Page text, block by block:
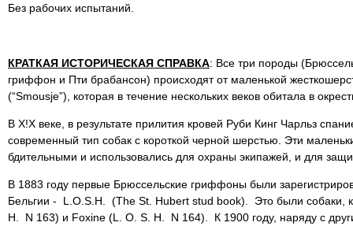
Без рабочих испытаний.
КРАТКАЯ ИСТОРИЧЕСКАЯ СПРАВКА: Все три породы
гриффон и Пти брабансон) происходят от маленькой
(“Smousje”), которая в течение нескольких веков обитала в
В X!X веке, в результате прилития кровей Руби Кинг Чарльз
современный тип собак с короткой черной шерстью. Эти
бдительными и использовались для охраны экипажей, и для
В 1883 году первые Брюссельские гриффоны были
Бельгии - L.O.S.H. (The St. Hubert stud book). Это были собаки,
H. N 163) и Foxine (L. O. S. H. N 164). К 1900 году, наряду с